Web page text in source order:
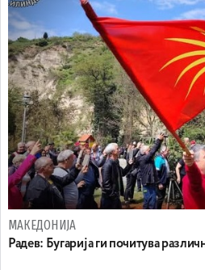
МАКЕДОНИЈА
Радев: Бугарија ги почитува